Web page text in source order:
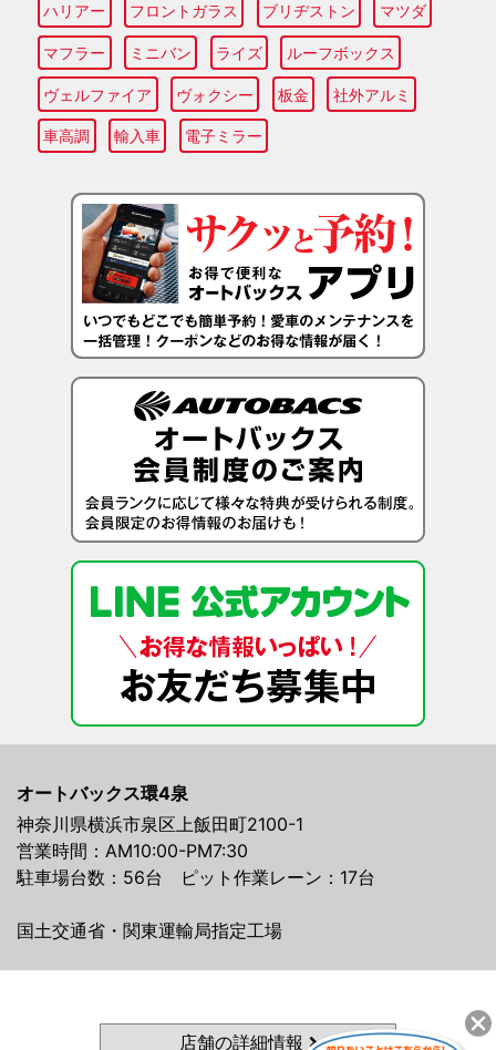
ハリアー フロントガラス ブリヂストン マツダ
マフラー ミニバン ライズ ルーフボックス
ヴェルファイア ヴォクシー 板金 社外アルミ
車高調 輸入車 電子ミラー
オートバックス環4泉
神奈川県横浜市泉区上飯田町2100-1
営業時間：AM10:00-PM7:30
駐車場台数：56台 ピット作業レーン：17台
国土交通省・関東運輸局指定工場
店舗の詳細情報